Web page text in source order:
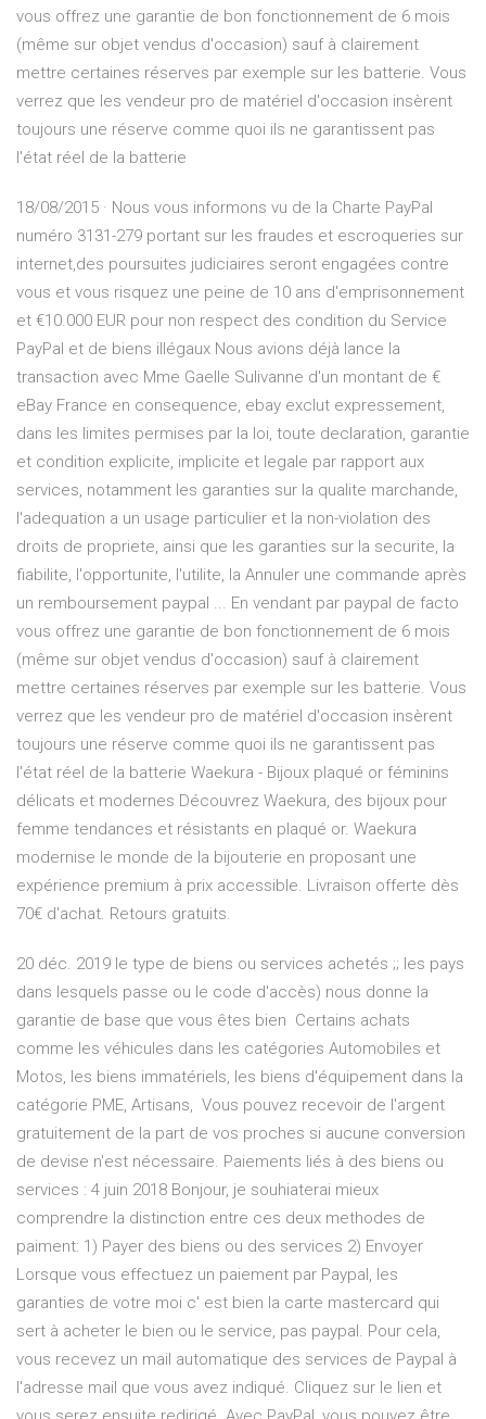
vous offrez une garantie de bon fonctionnement de 6 mois
(même sur objet vendus d'occasion) sauf à clairement
mettre certaines réserves par exemple sur les batterie. Vous
verrez que les vendeur pro de matériel d'occasion insèrent
toujours une réserve comme quoi ils ne garantissent pas
l'état réel de la batterie
18/08/2015 · Nous vous informons vu de la Charte PayPal
numéro 3131-279 portant sur les fraudes et escroqueries sur
internet,des poursuites judiciaires seront engagées contre
vous et vous risquez une peine de 10 ans d'emprisonnement
et €10.000 EUR pour non respect des condition du Service
PayPal et de biens illégaux Nous avions déjà lance la
transaction avec Mme Gaelle Sulivanne d'un montant de €
eBay France en consequence, ebay exclut expressement,
dans les limites permises par la loi, toute declaration, garantie
et condition explicite, implicite et legale par rapport aux
services, notamment les garanties sur la qualite marchande,
l'adequation a un usage particulier et la non-violation des
droits de propriete, ainsi que les garanties sur la securite, la
fiabilite, l'opportunite, l'utilite, la Annuler une commande après
un remboursement paypal ... En vendant par paypal de facto
vous offrez une garantie de bon fonctionnement de 6 mois
(même sur objet vendus d'occasion) sauf à clairement
mettre certaines réserves par exemple sur les batterie. Vous
verrez que les vendeur pro de matériel d'occasion insèrent
toujours une réserve comme quoi ils ne garantissent pas
l'état réel de la batterie Waekura - Bijoux plaqué or féminins
délicats et modernes Découvrez Waekura, des bijoux pour
femme tendances et résistants en plaqué or. Waekura
modernise le monde de la bijouterie en proposant une
expérience premium à prix accessible. Livraison offerte dès
70€ d'achat. Retours gratuits.
20 déc. 2019 le type de biens ou services achetés ;; les pays
dans lesquels passe ou le code d'accès) nous donne la
garantie de base que vous êtes bien Certains achats
comme les véhicules dans les catégories Automobiles et
Motos, les biens immatériels, les biens d'équipement dans la
catégorie PME, Artisans, Vous pouvez recevoir de l'argent
gratuitement de la part de vos proches si aucune conversion
de devise n'est nécessaire. Paiements liés à des biens ou
services : 4 juin 2018 Bonjour, je souhiaterai mieux
comprendre la distinction entre ces deux methodes de
paiment: 1) Payer des biens ou des services 2) Envoyer
Lorsque vous effectuez un paiement par Paypal, les
garanties de votre moi c' est bien la carte mastercard qui
sert à acheter le bien ou le service, pas paypal. Pour cela,
vous recevez un mail automatique des services de Paypal à
l'adresse mail que vous avez indiqué. Cliquez sur le lien et